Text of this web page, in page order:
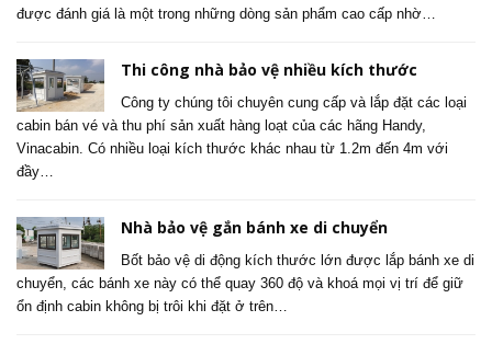
được đánh giá là một trong những dòng sản phẩm cao cấp nhờ…
Thi công nhà bảo vệ nhiều kích thước
Công ty chúng tôi chuyên cung cấp và lắp đặt các loại
cabin bán vé và thu phí sản xuất hàng loạt của các hãng Handy,
Vinacabin. Có nhiều loại kích thước khác nhau từ 1.2m đến 4m với
đầy…
Nhà bảo vệ gắn bánh xe di chuyển
Bốt bảo vệ di động kích thước lớn được lắp bánh xe di
chuyển, các bánh xe này có thể quay 360 độ và khoá mọi vị trí để giữ
ổn định cabin không bị trôi khi đặt ở trên…